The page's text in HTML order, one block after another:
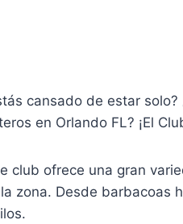
cansado de estar
en Orlando FL? ¡El
club ofrece una gran
zona. Desde barbacoas